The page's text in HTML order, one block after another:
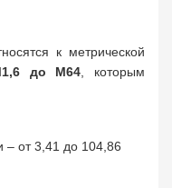
к метрической
до M64 , которым
– от 3,41 до 104,86